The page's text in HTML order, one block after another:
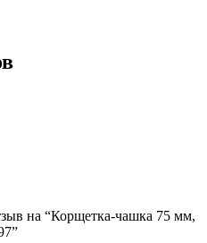
на “Корщетка-чашка 75 мм,